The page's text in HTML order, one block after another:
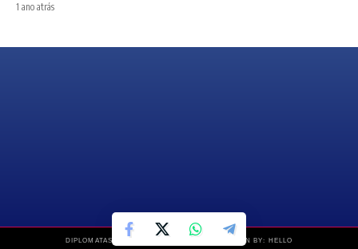
1 ano atrás
DIPLOMATAS NEWS © COPYRIGHT 2019 – DESIGN BY: HELLO